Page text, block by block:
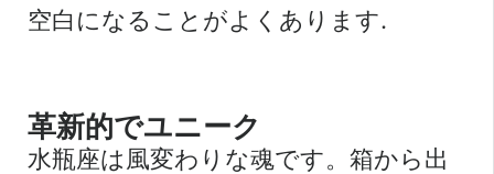
空白になることがよくあります.
革新的でユニーク
水瓶座は風変わりな魂です。箱から出